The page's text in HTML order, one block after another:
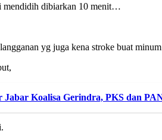
mendidih dibiarkan 10 menit…
yg juga kena stroke buat
Koalisa Gerindra, PKS dan